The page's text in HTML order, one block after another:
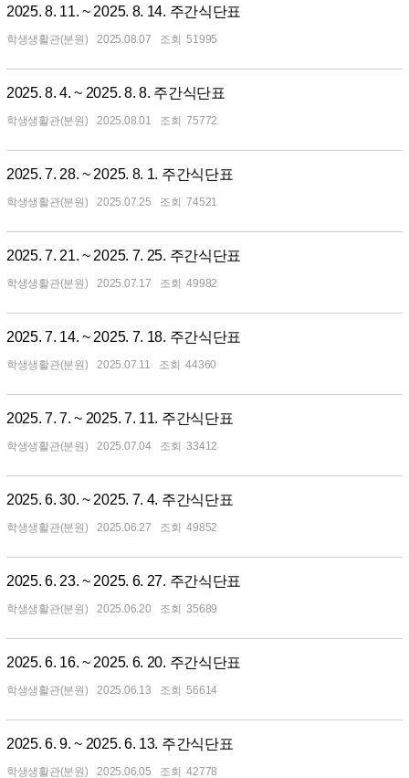
2025. 8. 11. ~ 2025. 8. 14. 주간식단표
학생생활관(분원) 2025.08.07 51995
2025. 8. 4. ~ 2025. 8. 8. 주간식단표
학생생활관(분원) 2025.08.01 75772
2025. 7. 28. ~ 2025. 8. 1. 주간식단표
학생생활관(분원) 2025.07.25 74521
2025. 7. 21. ~ 2025. 7. 25. 주간식단표
학생생활관(분원) 2025.07.17 49982
2025. 7. 14. ~ 2025. 7. 18. 주간식단표
학생생활관(분원) 2025.07.11 44360
2025. 7. 7. ~ 2025. 7. 11. 주간식단표
학생생활관(분원) 2025.07.04 33412
2025. 6. 30. ~ 2025. 7. 4. 주간식단표
학생생활관(분원) 2025.06.27 49852
2025. 6. 23. ~ 2025. 6. 27. 주간식단표
학생생활관(분원) 2025.06.20 35689
2025. 6. 16. ~ 2025. 6. 20. 주간식단표
학생생활관(분원) 2025.06.13 56614
2025. 6. 9. ~ 2025. 6. 13. 주간식단표
학생생활관(분원) 2025.06.05 42778